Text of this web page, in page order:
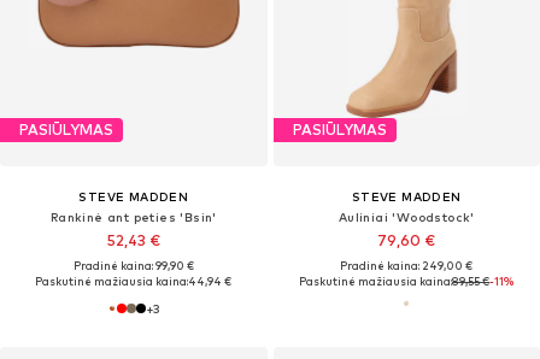
PASIŪLYMAS
STEVE MADDEN
Rankinė ant peties 'Bsin'
52,43 €
Pradinė kaina: 99,90 €
Paskutinė mažiausia kaina:44,94 €
+3
PASIŪLYMAS
STEVE MADDEN
Auliniai 'Woodstock'
79,60 €
Pradinė kaina: 249,00 €
Paskutinė mažiausia kaina:89,55 €-11%